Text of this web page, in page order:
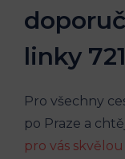
linky
Pro⁣ všechny
po Praze a
pro ⁢vás